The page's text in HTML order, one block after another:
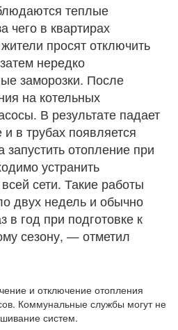
теплые
чего в квартирах
просят отключить
нередко
заморозки. После
на котельных
В результате падает
в трубах появляется
отопление при
устранить
сети. Такие работы
двух недель и обычно
в год при подготовке к
сезону, — отметил
и отключение отопления
Коммунальные службы могут не
систем.